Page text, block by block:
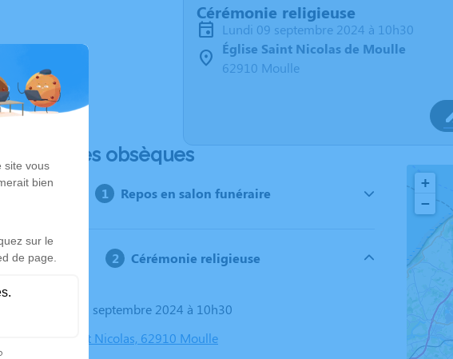
Cérémonie religieuse
lundi 09 septembre 2024 à 10h30
Église Saint Nicolas de Moulle
62910 Moulle
Déroulé des obsèques
Repos en salon funéraire
Cérémonie religieuse
Le lundi 09 septembre 2024 à 10h30
Église Saint Nicolas, 62910 Moulle
+
−